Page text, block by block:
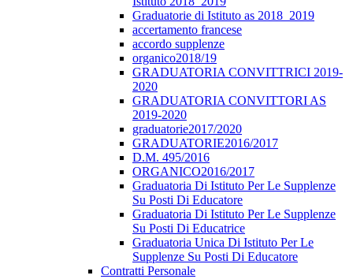
Graduatorie di Istituto as 2018_2019
accertamento francese
accordo supplenze
organico2018/19
GRADUATORIA CONVITTRICI 2019-
2020
GRADUATORIA CONVITTORI AS
2019-2020
graduatorie2017/2020
GRADUATORIE2016/2017
D.M. 495/2016
ORGANICO2016/2017
Graduatoria Di Istituto Per Le Supplenze
Su Posti Di Educatore
Graduatoria Di Istituto Per Le Supplenze
Su Posti Di Educatrice
Graduatoria Unica Di Istituto Per Le
Supplenze Su Posti Di Educatore
Contratti Personale